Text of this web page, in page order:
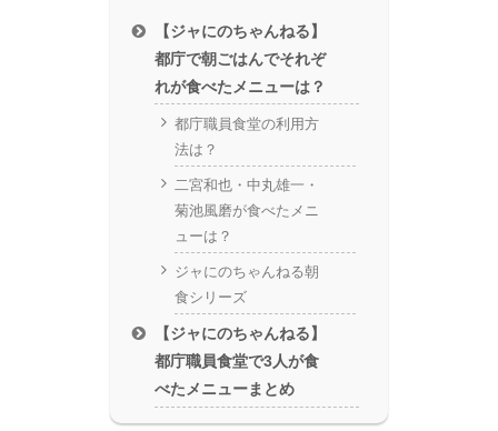
【ジャにのちゃんねる】
都庁で朝ごはんでそれぞ
れが食べたメニューは？
都庁職員食堂の利用方
法は？
二宮和也・中丸雄一・
菊池風磨が食べたメニ
ューは？
ジャにのちゃんねる朝
食シリーズ
【ジャにのちゃんねる】
都庁職員食堂で3人が食
べたメニューまとめ